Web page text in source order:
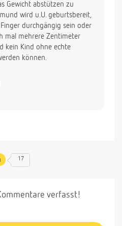
Gewicht abstützen zu
wird u.U. geburtsbereit,
durchgängig sein oder
mal mehrere Zentimeter
kein Kind ohne echte
können.
17
verfasst!